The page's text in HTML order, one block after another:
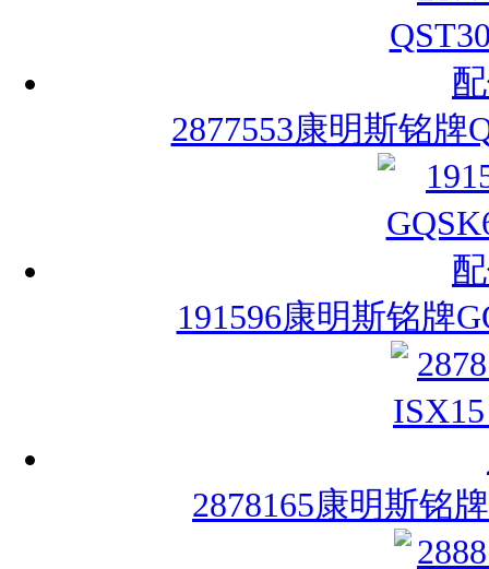
2877553康明斯铭牌
191596康明斯铭牌
2878165康明斯铭